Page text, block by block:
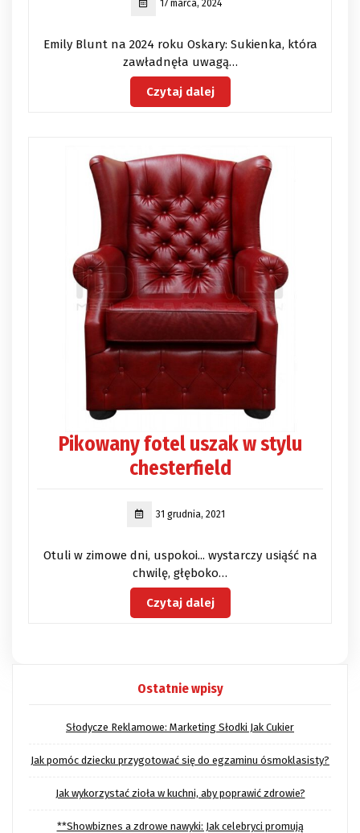
17 marca, 2024
Emily Blunt na 2024 roku Oskary: Sukienka, która
zawładnęła uwagą…
Czytaj dalej
Pikowany fotel uszak w stylu
chesterfield
31 grudnia, 2021
Otuli w zimowe dni, uspokoi... wystarczy usiąść na
chwilę, głęboko…
Czytaj dalej
Ostatnie wpisy
Słodycze Reklamowe: Marketing Słodki Jak Cukier
Jak pomóc dziecku przygotować się do egzaminu ósmoklasisty?
Jak wykorzystać zioła w kuchni, aby poprawić zdrowie?
**Showbiznes a zdrowe nawyki: Jak celebryci promują